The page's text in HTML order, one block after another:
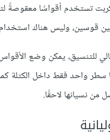
تستخدم أقواسًا معقوصةً
قوسين، وليس هناك
للتنسيق، يمكن وضع
سطر واحد فقط داخل الكتلة
من نسيانها لاحقًا.